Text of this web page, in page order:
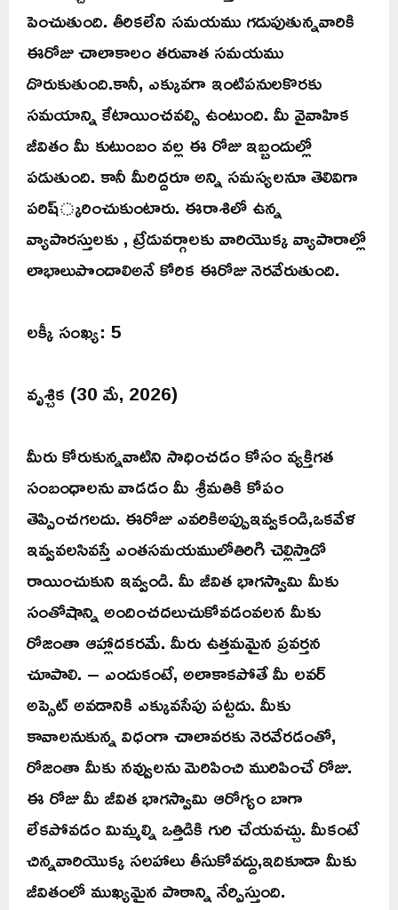
పెంచుతుంది. తీరికలేని సమయము గడుపుతున్నవారికి
ఈరోజు చాలాకాలం తరువాత సమయము
దొరుకుతుంది.కానీ, ఎక్కువగా ఇంటిపనులకొరకు
సమయాన్ని కేటాయించవల్సి ఉంటుంది. మీ వైవాహిక
జీవితం మీ కుటుంబం వల్ల ఈ రోజు ఇబ్బందుల్లో
పడుతుంది. కానీ మీరిద్దరూ అన్ని సమస్యలనూ తెలివిగా
పరిష్్కరించుకుంటారు. ఈరాశిలో ఉన్న
వ్యాపారస్తులకు , ట్రేడువర్గాలకు వారియొక్క వ్యాపారాల్లో
లాభాలుపొందాలిఅనే కోరిక ఈరోజు నెరవేరుతుంది.
లక్కీ సంఖ్య: 5
వృశ్చిక (30 మే, 2026)
మీరు కోరుకున్నవాటిని సాధించడం కోసం వ్యక్తిగత
సంబంధాలను వాడడం మీ శ్రీమతికి కోపం
తెప్పించగలదు. ఈరోజు ఎవరికిఅప్పుఇవ్వకండి,ఒకవేళ
ఇవ్వవలసివస్తే ఎంతసమయములోతిరిగి చెల్లిస్తాడో
రాయించుకుని ఇవ్వండి. మీ జీవిత భాగస్వామి మీకు
సంతోషాన్ని అందించదలుచుకోవడంవలన మీకు
రోజంతా ఆహ్లాదకరమే. మీరు ఉత్తమమైన ప్రవర్తన
చూపాలి. – ఎందుకంటే, అలాకాకపోతే మీ లవర్
అప్సెట్ అవడానికి ఎక్కువసేపు పట్టదు. మీకు
కావాలనుకున్న విధంగా చాలావరకు నెరవేరడంతో,
రోజంతా మీకు నవ్వులను మెరిపించి మురిపించే రోజు.
ఈ రోజు మీ జీవిత భాగస్వామి ఆరోగ్యం బాగా
లేకపోవడం మిమ్మల్ని ఒత్తిడికి గురి చేయవచ్చు. మీకంటే
చిన్నవారియొక్క సలహాలు తీసుకోవద్దు,ఇదికూడా మీకు
జీవితంలో ముఖ్యమైన పాఠాన్ని నేర్పిస్తుంది.